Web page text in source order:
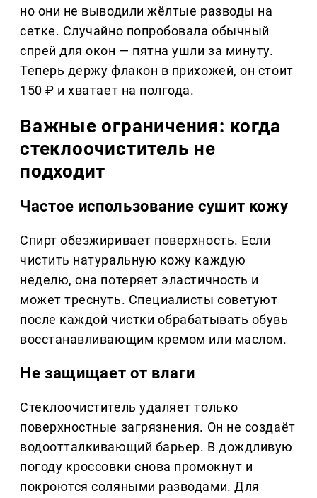
но они не выводили жёлтые разводы на
сетке. Случайно попробовала обычный
спрей для окон — пятна ушли за минуту.
Теперь держу флакон в прихожей, он стоит
150 ₽ и хватает на полгода.
Важные ограничения: когда
стеклоочиститель не
подходит
Частое использование сушит кожу
Спирт обезжиривает поверхность. Если
чистить натуральную кожу каждую
неделю, она потеряет эластичность и
может треснуть. Специалисты советуют
после каждой чистки обрабатывать обувь
восстанавливающим кремом или маслом.
Не защищает от влаги
Стеклоочиститель удаляет только
поверхностные загрязнения. Он не создаёт
водоотталкивающий барьер. В дождливую
погоду кроссовки снова промокнут и
покроются соляными разводами. Для